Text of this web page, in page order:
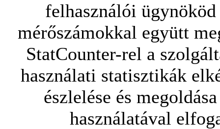
felhasználói
mérőszámokkal együtt
StatCounter-rel a
használati statisztikák
észlelése és
használatával